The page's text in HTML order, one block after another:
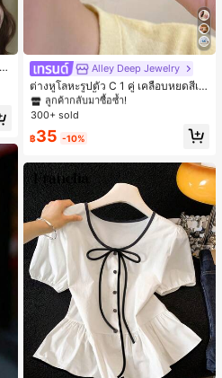
Alley Deep Jewelry
ต่างหูโลหะรูปตัว C 1 คู่ เคลือบหยดสีเห
ลือง ลายจุดสีน้ำเงิน สไตล์ยุโรปและอเม
ริกัน แฟชั่นส่วนตัว หวานและสง่างาม
ดินทาง งานแต่งงาน ปาร์ตี้ วันเกิด ของ
#1 ขายดี ใน โบโฮ ต่างหูผู้หญิง
ลูกค้ากลับมาซื้อซ้ำ!
เกือบหมดแล้ว!
#1 ขายดี ใน โบโฮ ต่างหูผู้หญิง
ลูกค้ากลับมาซื้อซ้ำ!
เกือบหมดแล้ว!
#1 ขายดี ใน โบโฮ ต่างหูผู้หญิง
ลูกค้ากลับมาซื้อซ้ำ!
เกือบหมดแล้ว!
#1 ขายดี
ใน โบโฮ ต่างหูผู้หญิง
เกือบหมดแล้ว!
300+ sold
฿35 -10%